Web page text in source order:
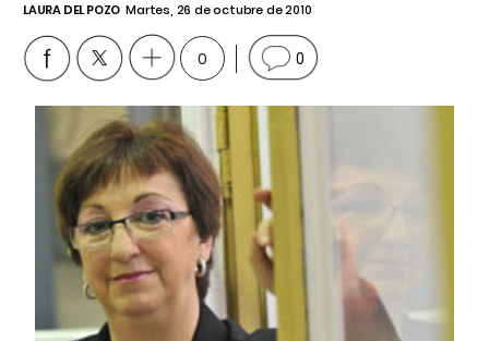
LAURA DEL POZO Martes, 26 de octubre de 2010
0 0